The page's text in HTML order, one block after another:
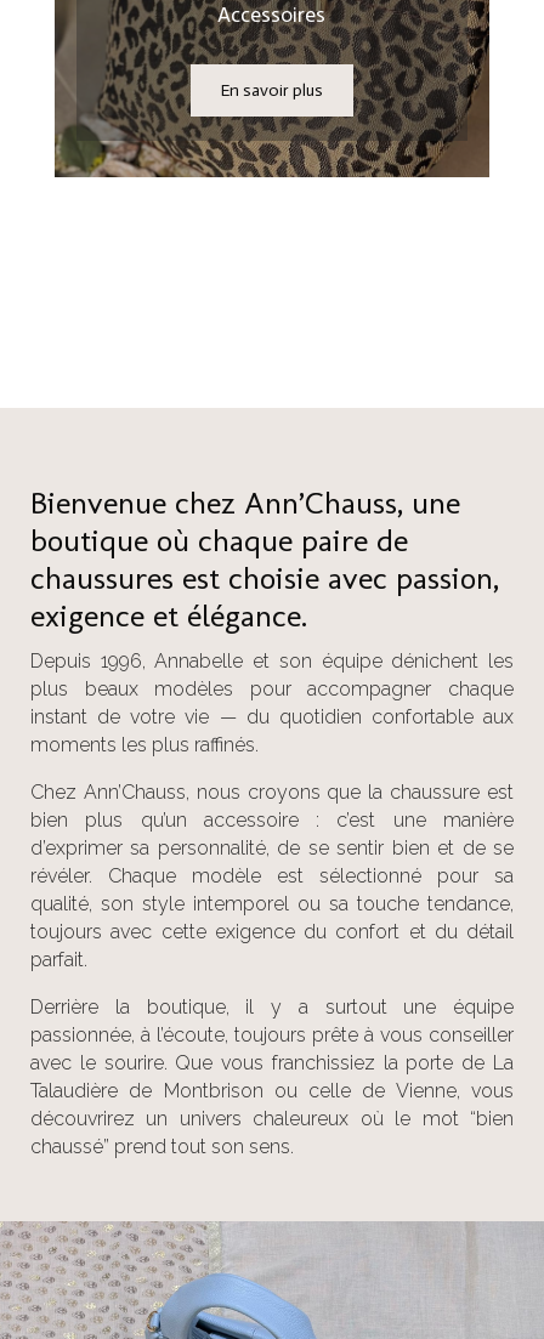
Accessoires
En savoir plus
Bienvenue chez Ann’Chauss, une
boutique où chaque paire de
chaussures est choisie avec passion,
exigence et élégance.
Depuis 1996, Annabelle et son équipe dénichent les
plus beaux modèles pour accompagner chaque
instant de votre vie — du quotidien confortable aux
moments les plus raffinés.
Chez Ann’Chauss, nous croyons que la chaussure est
bien plus qu’un accessoire : c’est une manière
d’exprimer sa personnalité, de se sentir bien et de se
révéler. Chaque modèle est sélectionné pour sa
qualité, son style intemporel ou sa touche tendance,
toujours avec cette exigence du confort et du détail
parfait.
Derrière la boutique, il y a surtout une équipe
passionnée, à l’écoute, toujours prête à vous conseiller
avec le sourire. Que vous franchissiez la porte de La
Talaudière de Montbrison ou celle de Vienne, vous
découvrirez un univers chaleureux où le mot “bien
chaussé” prend tout son sens.